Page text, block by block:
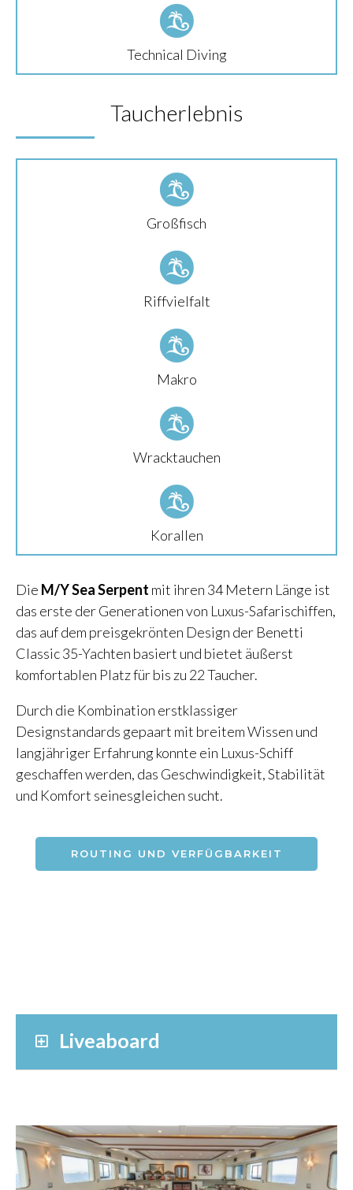
Technical Diving
Taucherlebnis
Großfisch
Riffvielfalt
Makro
Wracktauchen
Korallen
Die M/Y Sea Serpent mit ihren 34 Metern Länge ist
das erste der Generationen von Luxus-Safarischiffen,
das auf dem preisgekrönten Design der Benetti
Classic 35-Yachten basiert und bietet äußerst
komfortablen Platz für bis zu 22 Taucher.
Durch die Kombination erstklassiger
Designstandards gepaart mit breitem Wissen und
langjähriger Erfahrung konnte ein Luxus-Schiff
geschaffen werden, das Geschwindigkeit, Stabilität
und Komfort seinesgleichen sucht.
ROUTING UND VERFÜGBARKEIT
Liveaboard